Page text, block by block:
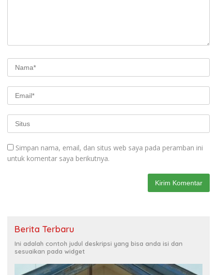
Simpan nama, email, dan situs web saya pada peramban ini
untuk komentar saya berikutnya.
Berita Terbaru
Ini adalah contoh judul deskripsi yang bisa anda isi dan
sesuaikan pada widget